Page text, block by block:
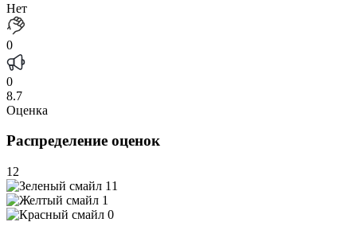
Нет
0
0
8.7
Оценка
Распределение оценок
12
11
1
0